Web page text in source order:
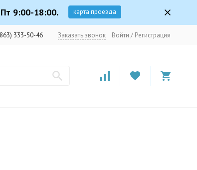
9:00-18:00. карта проезда
333-50-46 Заказать звонок Войти / Регистрация